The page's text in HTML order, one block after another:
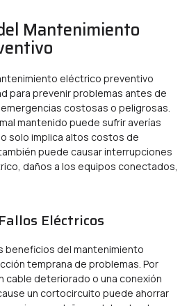
Mantenimiento
eléctrico preventivo
para prevenir problemas antes de
costosas o peligrosas.
mantenido puede sufrir averías
solo implica altos costos de
puede causar interrupciones
daños a los equipos conectados,
Eléctricos
beneficios del mantenimiento
temprana de problemas. Por
cable deteriorado o una conexión
un cortocircuito puede ahorrar